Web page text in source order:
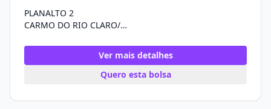
PLANALTO 2
CARMO DO RIO CLARO/MG
Ver mais detalhes
Quero esta bolsa